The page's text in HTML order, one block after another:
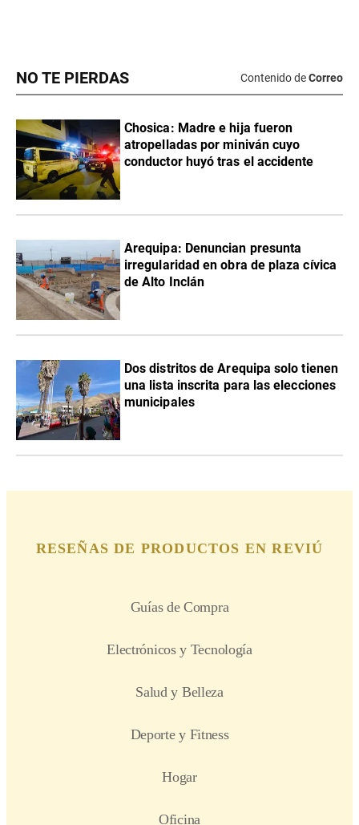
NO TE PIERDAS Contenido deCorreo
Chosica: Madre e hija fueron
atropelladas por miniván cuyo
conductor huyó tras el accidente
Arequipa: Denuncian presunta
irregularidad en obra de plaza cívica
de Alto Inclán
Dos distritos de Arequipa solo tienen
una lista inscrita para las elecciones
municipales